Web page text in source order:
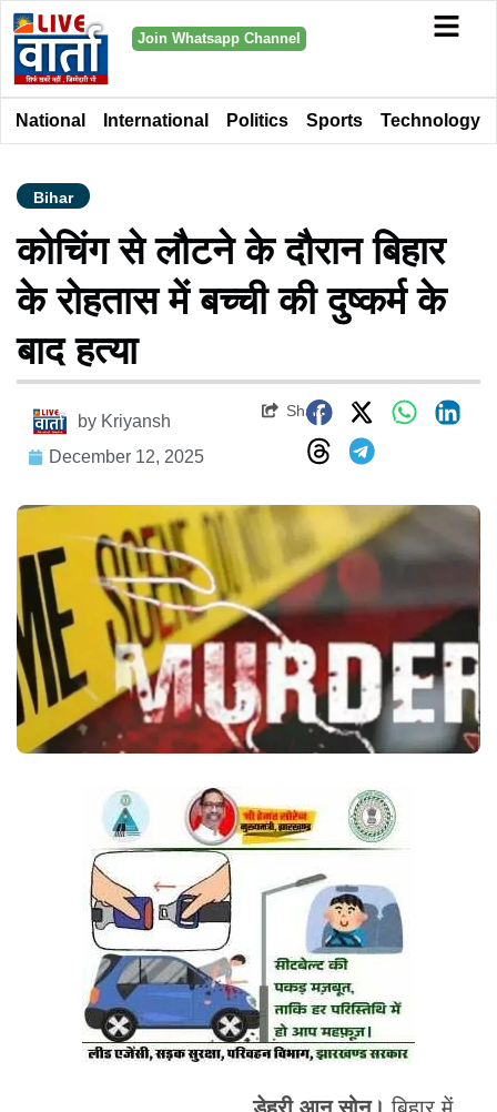
Join Whatsapp Channel
National International Politics Sports Technology
Bihar
कोचिंग से लौटने के दौरान बिहार
के रोहतास में बच्ची की दुष्कर्म के
बाद हत्या
by Kriyansh
December 12, 2025
Share